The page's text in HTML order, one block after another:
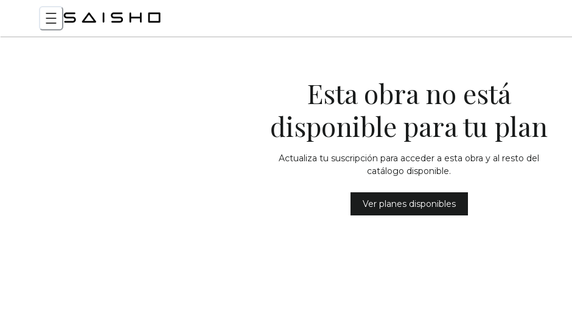
Esta obra no está
disponible para tu plan
Actualiza tu suscripción para acceder a esta obra y al resto del
catálogo disponible.
Ver planes disponibles